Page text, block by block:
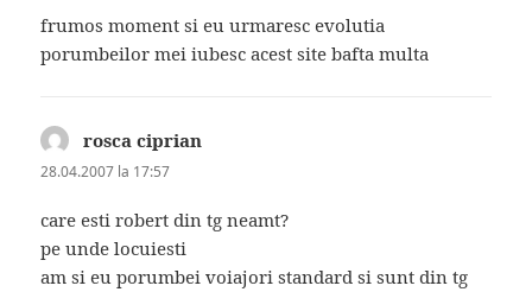
frumos moment si eu urmaresc evolutia
porumbeilor mei iubesc acest site bafta multa
rosca ciprian
28.04.2007 la 17:57
care esti robert din tg neamt?
pe unde locuiesti
am si eu porumbei voiajori standard si sunt din tg